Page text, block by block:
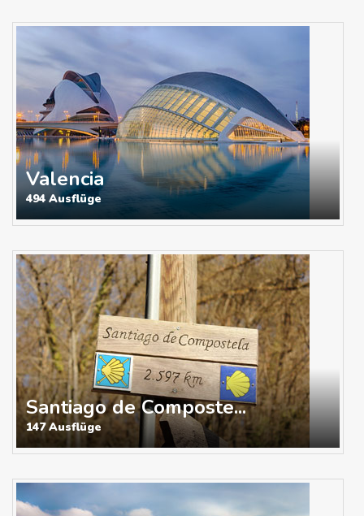
Valencia
494 Ausflüge
Santiago de Composte...
147 Ausflüge